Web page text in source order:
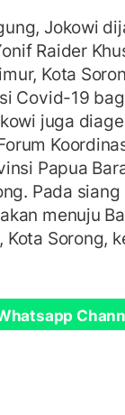
Jokowi
Raider
Kota
Covid-19
juga
Papua
Pada
menuju
Kota Sorong,